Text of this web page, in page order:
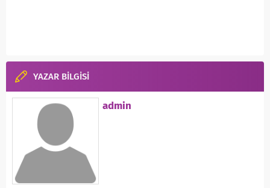
YAZAR BİLGİSİ
admin